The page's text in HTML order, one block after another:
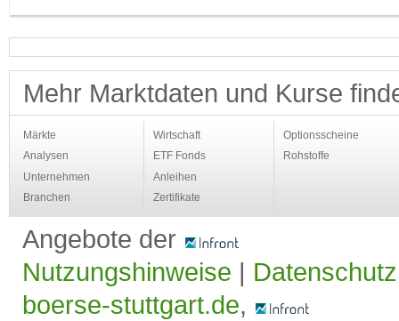
Mehr Marktdaten und Kurse
Märkte
Analysen
Unternehmen
Branchen
Wirtschaft
ETF Fonds
Anleihen
Zertifikate
Optionsscheine
Rohstoffe
Angebote der
Nutzungshinweise | Datenschutz
boerse-stuttgart.de,